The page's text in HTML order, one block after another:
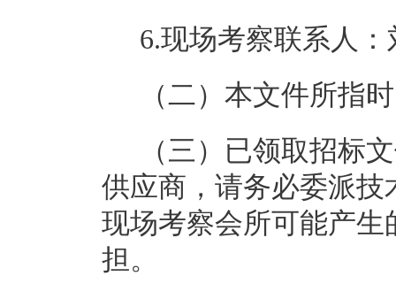
6.现场考察联系人：
（二）本文件所指
（三）已领取招标
供应商，请务必委派
现场考察会所可能产
担。